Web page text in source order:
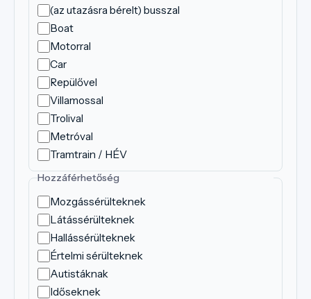
(az utazásra bérelt) busszal
Boat
Motorral
Car
Repülővel
Villamossal
Trolival
Metróval
Tramtrain / HÉV
Hozzáférhetőség
Mozgássérülteknek
Látássérülteknek
Hallássérülteknek
Értelmi sérülteknek
Autistáknak
Időseknek